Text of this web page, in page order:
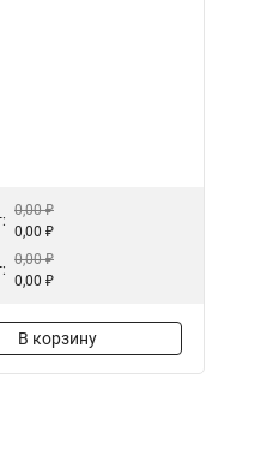
0,00 ₽
0,00 ₽
0,00 ₽
0,00 ₽
В корзину